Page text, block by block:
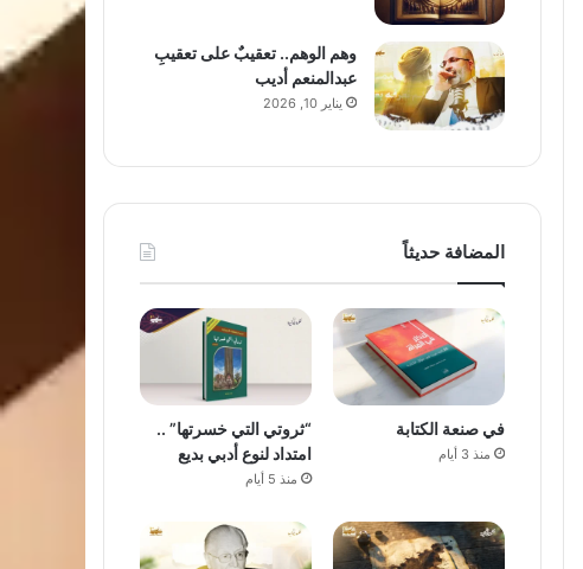
وهم الوهم.. تعقيبٌ على تعقيبِ
عبدالمنعم أديب
يناير 10, 2026
المضافة حديثاً
في صنعة الكتابة
منذ 3 أيام
“ثروتي التي خسرتها” ..
امتداد لنوع أدبي بديع
منذ 5 أيام